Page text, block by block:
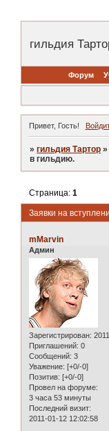
гильдия
Форум
Привет, Гость!
»гильдия Тартор
в гильдию.
Заявки на
Страница:1
mMarvin
Админ
Зарегистрирован:
Приглашений: 0
Сообщений: 3
Уважение: [+0/-0]
Позитив: [+0/-0]
Провел на форуме:
3 часа 53 минуты
Последний визит:
2011-01-12 12:02:58